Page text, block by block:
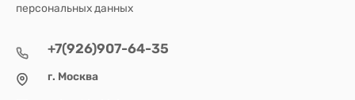
персональных данных
+7(926)907-64-35
г. Москва